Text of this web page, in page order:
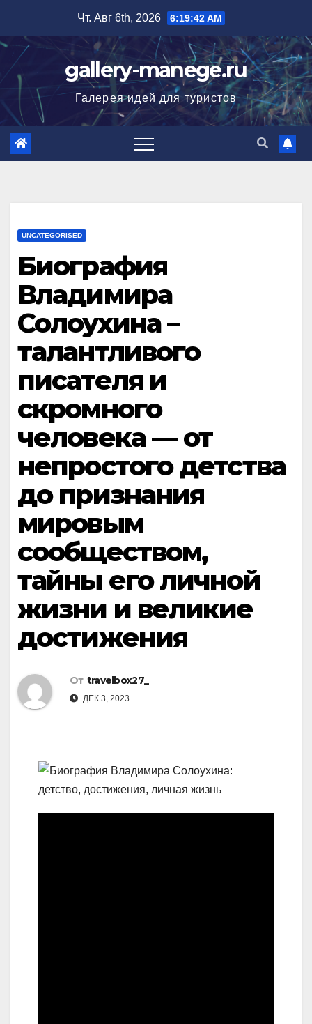
содержимому
Чт. Авг 6th, 2026 6:19:43 AM
gallery-manege.ru
Галерея идей для туристов
UNCATEGORISED
Биография
Владимира
Солоухина –
талантливого
писателя и
скромного
человека — от
непростого детства
до признания
мировым
сообществом,
тайны его личной
жизни и великие
достижения
От travelbox27_
ДЕК 3, 2023